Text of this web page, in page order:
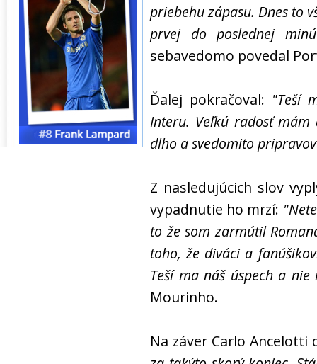
priebehu zápasu. Dnes to
prvej do poslednej
sebavedomo povedal
Ďalej pokračoval: "Teší
Interu. Veľkú radosť
dlho a svedomito
Z nasledujúcich slov
vypadnutie ho mrzí:
to že som zarmútil
toho, že diváci a
Teší ma náš úspech a nie
Mourinho.
Na záver Carlo Ancelotti